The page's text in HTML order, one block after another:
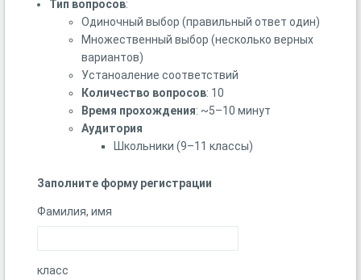
Тип вопросов:
Одиночный выбор (правильный ответ один)
Множественный выбор (несколько верных
вариантов)
Устаноаление соответствий
Количество вопросов: 10
Время прохождения: ~5–10 минут
Аудитория
Школьники (9–11 классы)
Заполните форму регистрации
Фамилия, имя
класс